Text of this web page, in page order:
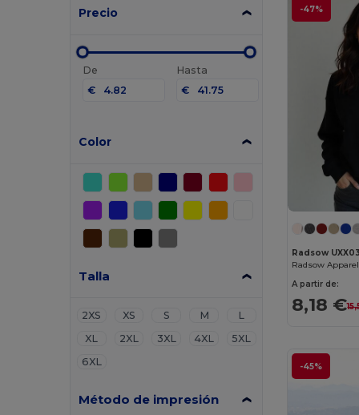
Precio
De
€
Hasta
€
Color
Talla
2XS XS S M
L
XL
2XL 3XL 4XL
5XL
6XL
Método de impresión
-47%
Radsow
Radsow
A partir de:
8,18 €
-45%